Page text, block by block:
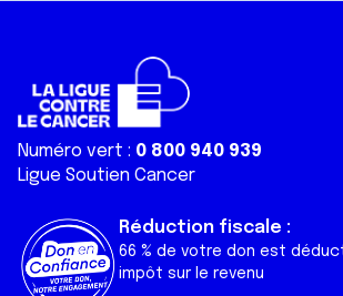
Numéro vert : 0 800 940 939
Ligue Soutien Cancer
Réduction fiscale :
66 % de votre don est
impôt sur le revenu